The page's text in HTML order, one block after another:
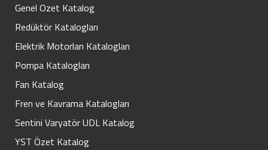
Genel Ozet Katalog
Redüktör Katalogları
Elektrik Motorları Katalogları
Pompa Katalogları
Fan Katalog
Fren ve Kavrama Katalogları
Sentini Varyatör UDL Katalog
YST Özet Katalog